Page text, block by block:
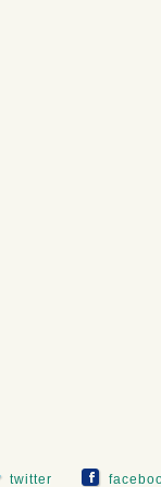
twitter